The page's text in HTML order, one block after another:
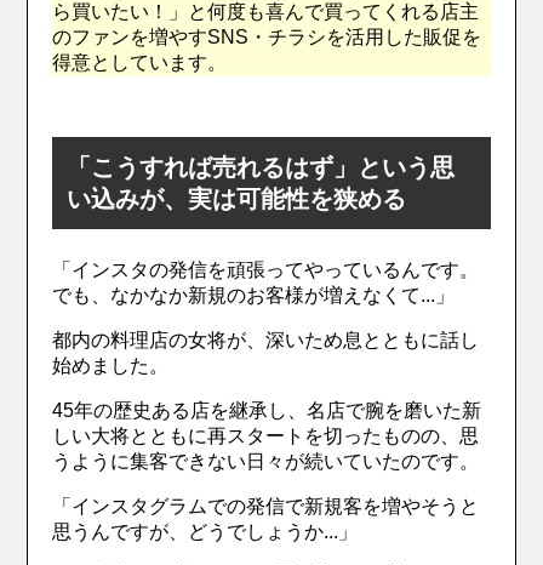
ら買いたい！」と何度も喜んで買ってくれる店主
のファンを増やすSNS・チラシを活用した販促を
得意としています。
「こうすれば売れるはず」という思
い込みが、実は可能性を狭める
「インスタの発信を頑張ってやっているんです。
でも、なかなか新規のお客様が増えなくて...」
都内の料理店の女将が、深いため息とともに話し
始めました。
45年の歴史ある店を継承し、名店で腕を磨いた新
しい大将とともに再スタートを切ったものの、思
うように集客できない日々が続いていたのです。
「インスタグラムでの発信で新規客を増やそうと
思うんですが、どうでしょうか...」